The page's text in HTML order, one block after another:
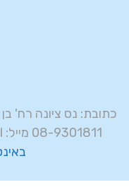
08-9301811 מייל: neman-p@zahav.net.il |